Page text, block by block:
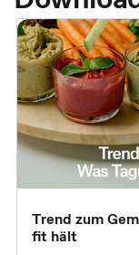
Trend zum
fit hält